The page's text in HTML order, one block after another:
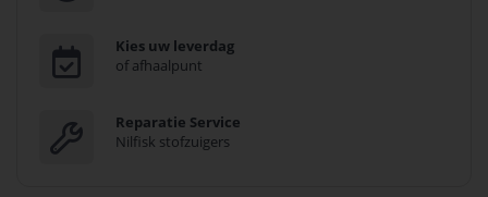
Kies uw leverdag
of afhaalpunt
Reparatie Service
Nilfisk stofzuigers